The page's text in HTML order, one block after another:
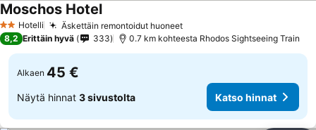
2 Tähtiluokitus
Hotelli Äskettäin remontoidut huoneetKatso hinnat
Moschos HotelKatso hinnat
8,2 Erittäin hyvä 333 0.7 km kohteesta Rhodos Sightseeing Train
Alkaen 45 €
Näytä hinnat 3 sivustolta Katso hinnat